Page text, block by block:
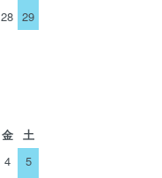
28 29
金
土
4
5